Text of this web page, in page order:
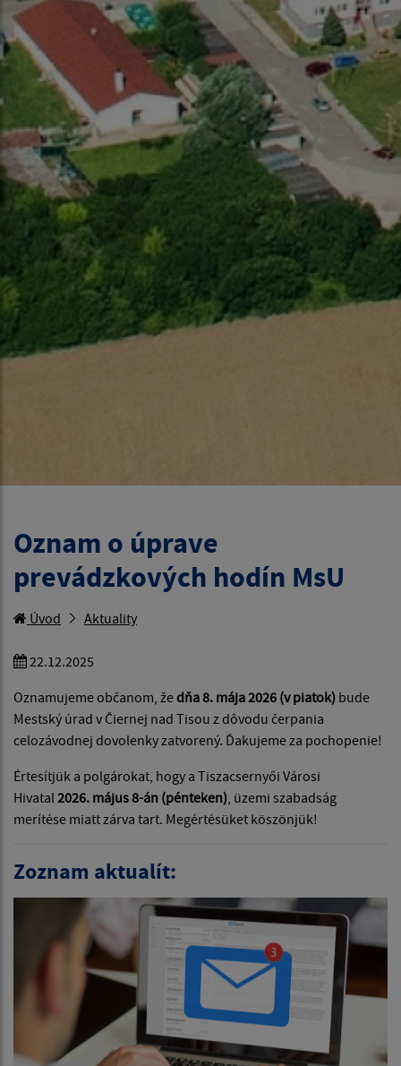
Oznam o úprave
prevádzkových hodín MsU
Úvod Aktuality
22.12.2025
Oznamujeme občanom, žedňa 8. mája 2026 (v piatok) bude
Mestský úrad v Čiernej nad Tisou z dôvodu čerpania
celozávodnej dovolenky zatvorený. Ďakujeme za pochopenie!
Értesítjük a polgárokat, hogy a Tiszacsernyői Városi
Hivatal2026. május 8-án (pénteken), üzemi szabadság
merítése miatt zárva tart. Megértésüket köszönjük!
Zoznam aktualít: